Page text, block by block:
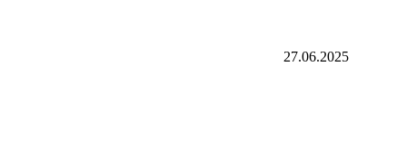
27.06.2025